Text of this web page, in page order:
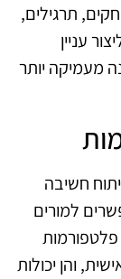
תרגילים,
עניין
מעמיקה יותר
חשיבה
למורים
פלטפורמות
והן יכולות